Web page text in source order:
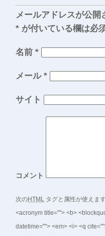
メールアドレスが公開
* が付いている欄は必
名前 *
メール *
サイト
コメント
次のHTML タグと属性が使えま
<acronym title=""> <b>
datetime=""> <em> <i> <q